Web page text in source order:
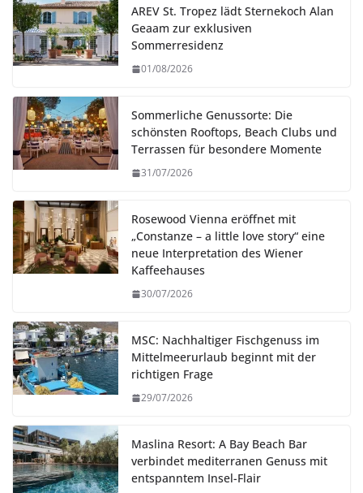
AREV St. Tropez lädt Sternekoch Alan
Geaam zur exklusiven
Sommerresidenz
01/08/2026
Sommerliche Genussorte: Die
schönsten Rooftops, Beach Clubs und
Terrassen für besondere Momente
31/07/2026
Rosewood Vienna eröffnet mit
„Constanze – a little love story“ eine
neue Interpretation des Wiener
Kaffeehauses
30/07/2026
MSC: Nachhaltiger Fischgenuss im
Mittelmeerurlaub beginnt mit der
richtigen Frage
29/07/2026
Maslina Resort: A Bay Beach Bar
verbindet mediterranen Genuss mit
entspanntem Insel-Flair